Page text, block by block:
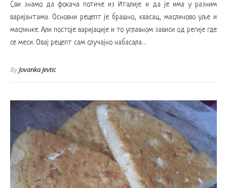
Сви знамо да фокача потиче из Италије и да је има у разним
варијантама. Основни рецепт је брашно, квасац, маслиново уље и
маслинке. Али постоје варијације и то углавном зависи од регије где
се меси. Овај рецепт сам случајно набасала…
ByJovanka Jevtic